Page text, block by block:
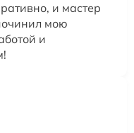
и мастер
мою
и